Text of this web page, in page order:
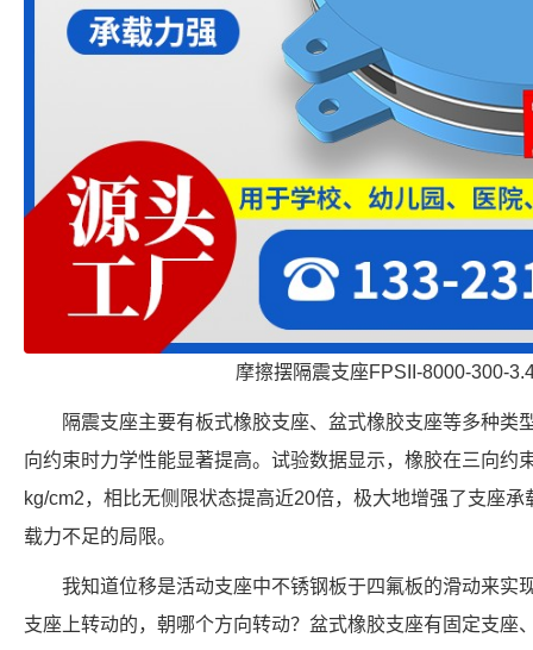
摩擦摆隔震支座FPSII-8000-300-
隔震支座主要有板式橡胶支座、盆式橡胶支座等多种
向约束时力学性能显著提高。试验数据显示，橡胶在三向约
kg/cm2，相比无侧限状态提高近20倍，极大地增强了支座
载力不足的局限。
我知道位移是活动支座中不锈钢板于四氟板的滑动来实
支座上转动的，朝哪个方向转动？盆式橡胶支座有固定支座